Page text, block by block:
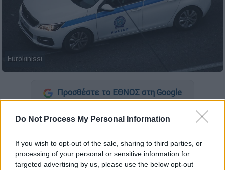
Do Not Process My Personal Information
If you wish to opt-out of the sale, sharing to third parties, or
processing of your personal or sensitive information for
targeted advertising by us, please use the below opt-out
Eurokinissi
Προσθέστε το ΕΘΝΟΣ στη Google
Τρειςεπιθέσεις κατάανηλίκων σημειώθηκαν
ΤετάρτηςσεΠετρούπολη,Χαϊδάρι και
Ηράκλειο.